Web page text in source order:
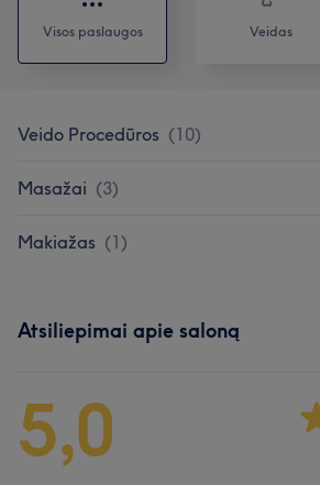
Visos paslaugos Veidas
Veido Procedūros (10)
Masažai (3)
Makiažas (1)
Atsiliepimai apie saloną
5,0